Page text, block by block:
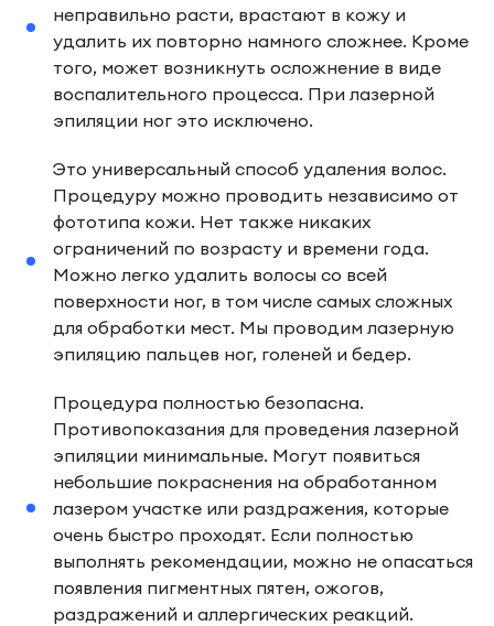
неправильно расти, врастают в кожу и
удалить их повторно намного сложнее. Кроме
того, может возникнуть осложнение в виде
воспалительного процесса. При лазерной
эпиляции ног это исключено.
Это универсальный способ удаления волос.
Процедуру можно проводить независимо от
фототипа кожи. Нет также никаких
ограничений по возрасту и времени года.
Можно легко удалить волосы со всей
поверхности ног, в том числе самых сложных
для обработки мест. Мы проводим лазерную
эпиляцию пальцев ног, голеней и бедер.
Процедура полностью безопасна.
Противопоказания для проведения лазерной
эпиляции минимальные. Могут появиться
небольшие покраснения на обработанном
лазером участке или раздражения, которые
очень быстро проходят. Если полностью
выполнять рекомендации, можно не опасаться
появления пигментных пятен, ожогов,
раздражений и аллергических реакций.